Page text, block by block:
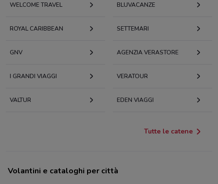
WELCOME TRAVEL BLUVACANZE
ROYAL CARIBBEAN SETTEMARI
GNV AGENZIA VERASTORE
I GRANDI VIAGGI VERATOUR
VALTUR EDEN VIAGGI
Tutte le catene
Volantini e cataloghi per città